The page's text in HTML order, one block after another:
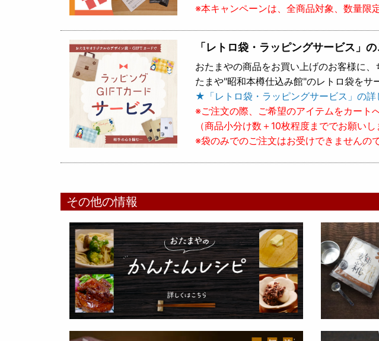
※本キャンペーンは、全商品対象、数量限
「レトロ袋・ラッピングサービス」
おたまやの商品をお買い上げのお客様に
たまや"昭和本樽仕込み館"のレトロ袋をサ
★「レトロ袋・ラッピングサービス」の
※ご注文の際、ご希望のアイテムをカート
（商品小分け数＋10枚程度まででお願いし
※袋のみでのご注文はお受けできませんの
その他の情報